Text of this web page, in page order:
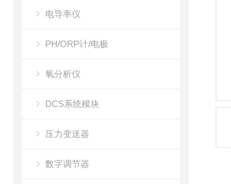
电导率仪
PH/ORP计/电极
氧分析仪
DCS系统模块
压力变送器
数字调节器